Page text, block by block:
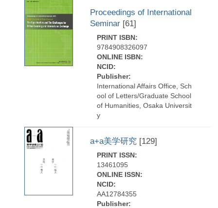
Proceedings of International
Seminar [61]
PRINT ISBN:
9784908326097
ONLINE ISBN:
NCID:
Publisher:
International Affairs Office, Sch
ool of Letters/Graduate School
of Humanities, Osaka Universit
y
a+a美学研究 [129]
PRINT ISSN:
13461095
ONLINE ISSN:
NCID:
AA12784355
Publisher: